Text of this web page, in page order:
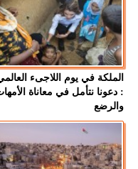
الملكة في يوم اللاجىء
: دعونا نتأمل في معاناة
والرضع